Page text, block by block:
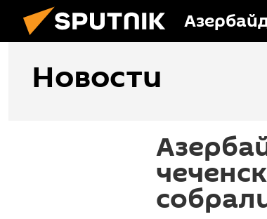
Новости